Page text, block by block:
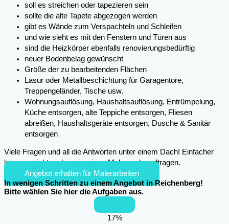
soll es streichen oder tapezieren sein
sollte die alte Tapete abgezogen werden
gibt es Wände zum Verspachteln und Schleifen
und wie sieht es mit den Fenstern und Türen aus
sind die Heizkörper ebenfalls renovierungsbedürftig
neuer Bodenbelag gewünscht
Größe der zu bearbeitenden Flächen
Lasur oder Metallbeschichtung für Garagentore,
Treppengeländer, Tische usw.
Wohnungsauflösung, Haushaltsauflösung, Entrümpelung,
Küche entsorgen, alte Teppiche entsorgen, Fliesen
abreißen, Haushaltsgeräte entsorgen, Dusche & Sanitär
entsorgen
Viele Fragen und all die Antworten unter einem Dach! Einfacher
kann es nicht mehr sein, einen Maler zu beauftragen.
Angebot erhalten für Malerarbeiten
In wenigen Schritten zu einem Angebot in Reichenberg!
Bitte wählen Sie hier die Aufgaben aus.
17%